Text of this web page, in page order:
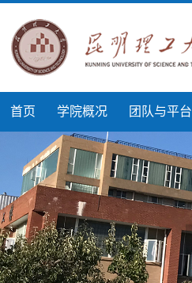
首页 学院概况 团队与平台